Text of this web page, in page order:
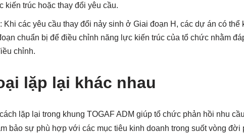
kiến trúc hoặc thay đổi yêu cầu.
: Khi các yêu cầu thay đổi nảy sinh ở Giai đoạn H, các dự án có thể
chuẩn bị để điều chỉnh năng lực kiến trúc của tổ chức nhằm
chỉnh.
lặp lại khác nhau
lặp lại trong khung TOGAF ADM giúp tổ chức phản hồi nhu
bảo sự phù hợp với các mục tiêu kinh doanh trong suốt vòng đời